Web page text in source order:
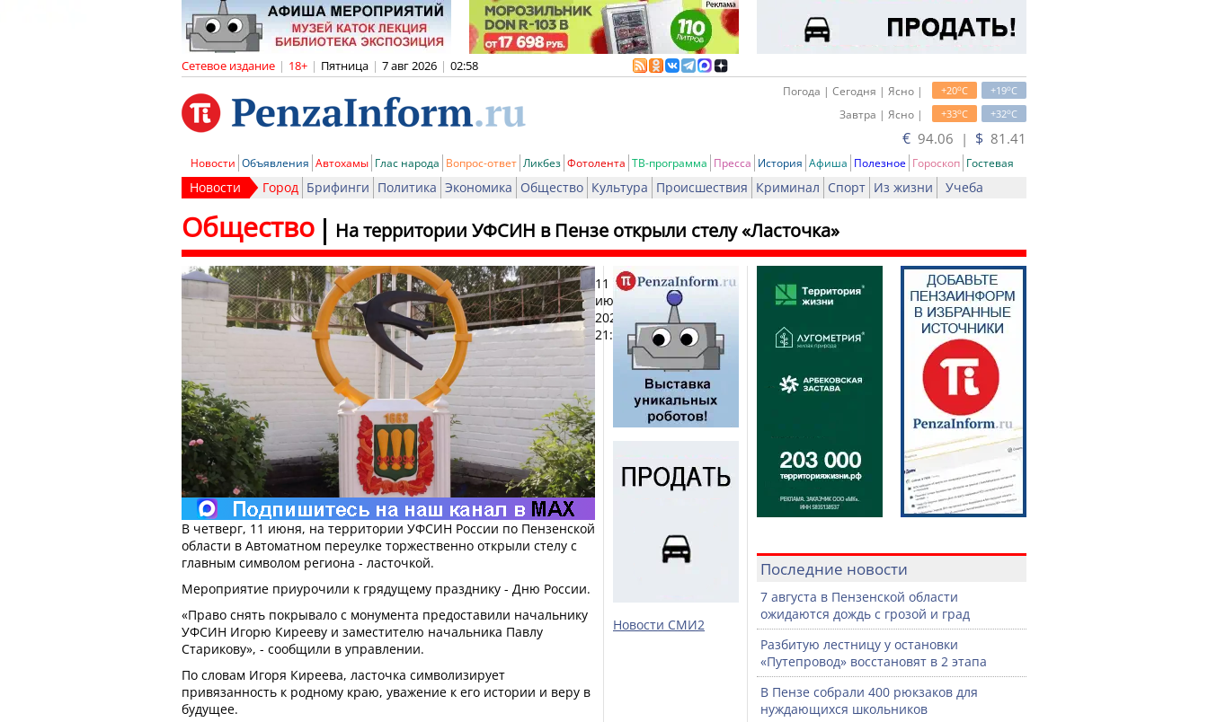
Сетевое издание | 18+ | Пятница | 7 авг 2026 | 02:58
+19oC
+20oC
Погода | Сегодня | Ясно |
+32oC
+33oC
Завтра | Ясно |
€ 94.06 | $ 81.41
Новости Объявления Автохамы Глас народа Вопрос-ответ Ликбез Фотолента ТВ-программа Пресса История Афиша Полезное Гороскоп Гостевая
Новости Город Брифинги Политика Экономика Общество Культура Происшествия Криминал Спорт Из жизни Учеба
На территории УФСИН в Пензе открыли стелу «Ласточка»
Общество
11
июня
2026,
21:29
Печать
В четверг, 11 июня, на территории УФСИН России по Пензенской
области в Автоматном переулке торжественно открыли стелу с
главным символом региона - ласточкой.
Мероприятие приурочили к грядущему празднику - Дню России.
«Право снять покрывало с монумента предоставили начальнику
УФСИН Игорю Кирееву и заместителю начальника Павлу
Старикову», - сообщили в управлении.
По словам Игоря Киреева, ласточка символизирует
привязанность к родному краю, уважение к его истории и веру в
будущее.
Новости СМИ2
Последние новости
7 августа в Пензенской области
ожидаются дождь с грозой и град
Разбитую лестницу у остановки
«Путепровод» восстановят в 2 этапа
В Пензе собрали 400 рюкзаков для
нуждающихся школьников